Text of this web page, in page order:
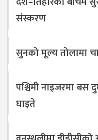
संस्करण
सुनको मूल्य तोलामा
पश्चिमी नाइजरमा बस
घाइते